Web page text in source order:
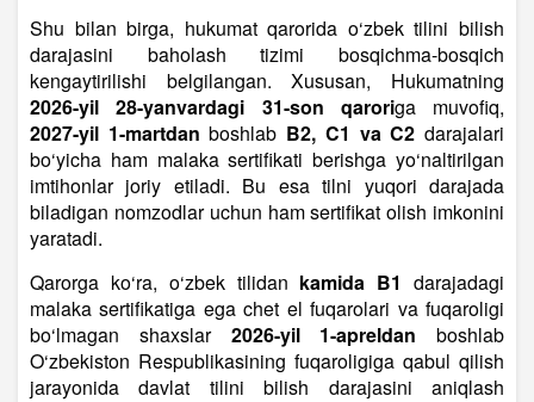
Shu bilan birga, hukumat qarorida o‘zbek tilini bilish
darajasini baholash tizimi bosqichma-bosqich
kengaytirilishi belgilangan. Xususan, Hukumatning
2026-yil 28-yanvardagi 31-son qaroriga muvofiq,
2027-yil 1-martdan boshlab B2, C1 va C2 darajalari
bo‘yicha ham malaka sertifikati berishga yo‘naltirilgan
imtihonlar joriy etiladi. Bu esa tilni yuqori darajada
biladigan nomzodlar uchun ham sertifikat olish imkonini
yaratadi.
Qarorga ko‘ra, o‘zbek tilidan kamida B1 darajadagi
malaka sertifikatiga ega chet el fuqarolari va fuqaroligi
bo‘lmagan shaxslar 2026-yil 1-apreldan boshlab
O‘zbekiston Respublikasining fuqaroligiga qabul qilish
jarayonida davlat tilini bilish darajasini aniqlash